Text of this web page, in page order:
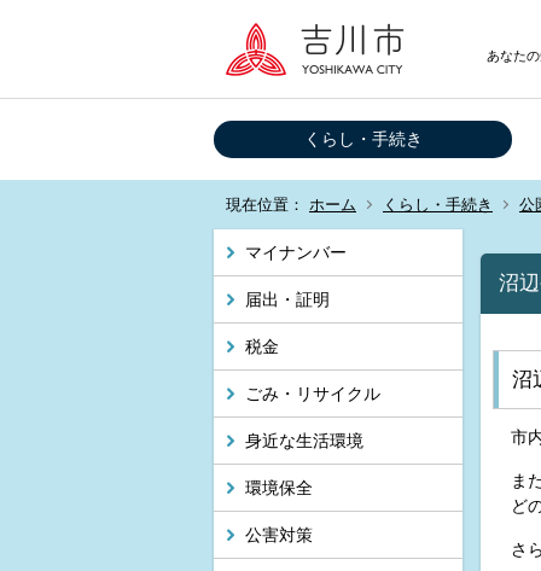
あなた
くらし・手続き
現在位置： ホーム くらし・手続き 公
マイナンバー
届出・証明
税金
ごみ・リサイクル
身近な生活環境
環境保全
公害対策
沼
沼
市
ま
ど
さ